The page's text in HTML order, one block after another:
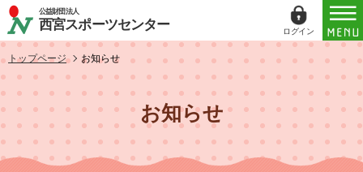
公益財団法人
西宮スポーツセンター ログイン
トップページ お知らせ
お知らせ
ログイン
ID（メールアドレス）
パスワード